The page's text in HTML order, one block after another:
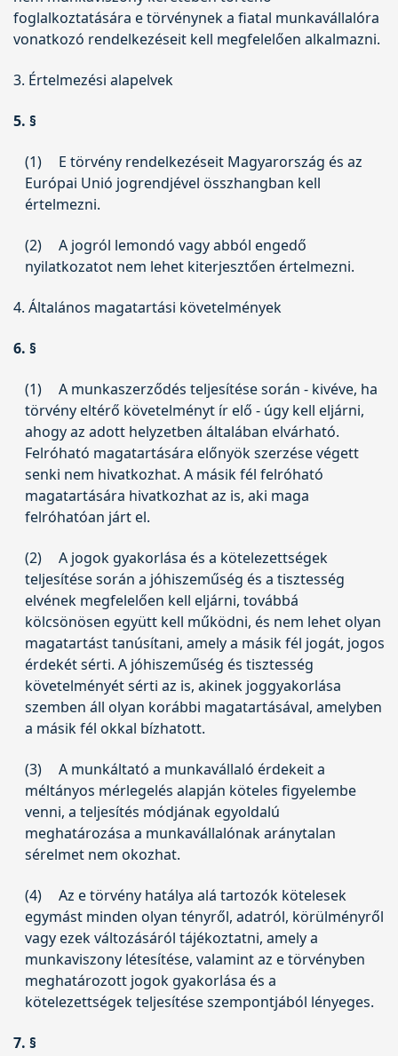
foglalkoztatására e törvénynek a fiatal munkavállalóra
vonatkozó rendelkezéseit kell megfelelően alkalmazni.
3. Értelmezési alapelvek
5. §
(1)
E törvény rendelkezéseit Magyarország és az
Európai Unió jogrendjével összhangban kell
értelmezni.
(2)
A jogról lemondó vagy abból engedő
nyilatkozatot nem lehet kiterjesztően értelmezni.
4. Általános magatartási követelmények
6. §
(1)
A munkaszerződés teljesítése során - kivéve, ha
törvény eltérő követelményt ír elő - úgy kell eljárni,
ahogy az adott helyzetben általában elvárható.
Felróható magatartására előnyök szerzése végett
senki nem hivatkozhat. A másik fél felróható
magatartására hivatkozhat az is, aki maga
felróhatóan járt el.
(2)
A jogok gyakorlása és a kötelezettségek
teljesítése során a jóhiszeműség és a tisztesség
elvének megfelelően kell eljárni, továbbá
kölcsönösen együtt kell működni, és nem lehet olyan
magatartást tanúsítani, amely a másik fél jogát, jogos
érdekét sérti. A jóhiszeműség és tisztesség
követelményét sérti az is, akinek joggyakorlása
szemben áll olyan korábbi magatartásával, amelyben
a másik fél okkal bízhatott.
(3)
A munkáltató a munkavállaló érdekeit a
méltányos mérlegelés alapján köteles figyelembe
venni, a teljesítés módjának egyoldalú
meghatározása a munkavállalónak aránytalan
sérelmet nem okozhat.
(4)
Az e törvény hatálya alá tartozók kötelesek
egymást minden olyan tényről, adatról, körülményről
vagy ezek változásáról tájékoztatni, amely a
munkaviszony létesítése, valamint az e törvényben
meghatározott jogok gyakorlása és a
kötelezettségek teljesítése szempontjából lényeges.
7. §